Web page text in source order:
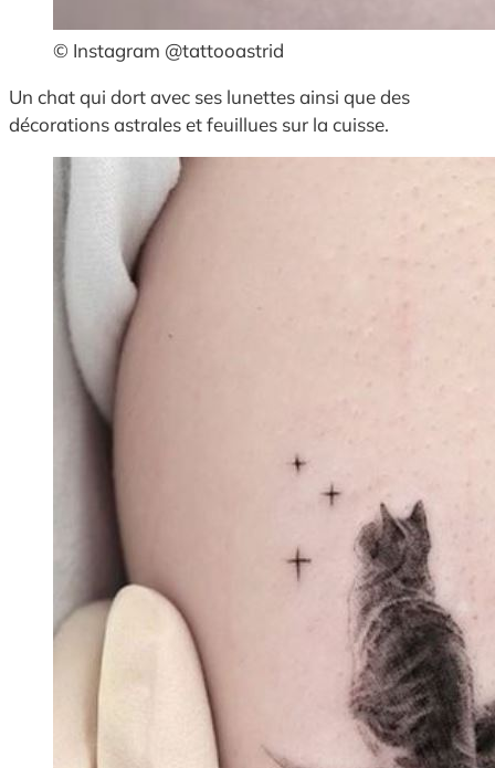
© Instagram @tattooastrid
Un chat qui dort avec ses lunettes ainsi que des
décorations astrales et feuillues sur la cuisse.